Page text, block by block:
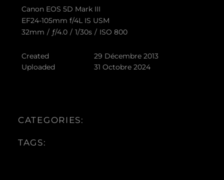
Canon EOS 5D Mark III
EF24-105mm f/4L IS USM
32mm / ƒ/4.0 / 1/30s / ISO 800
Created
29 Décembre 2013
Uploaded
31 Octobre 2024
CATEGORIES:
TAGS: